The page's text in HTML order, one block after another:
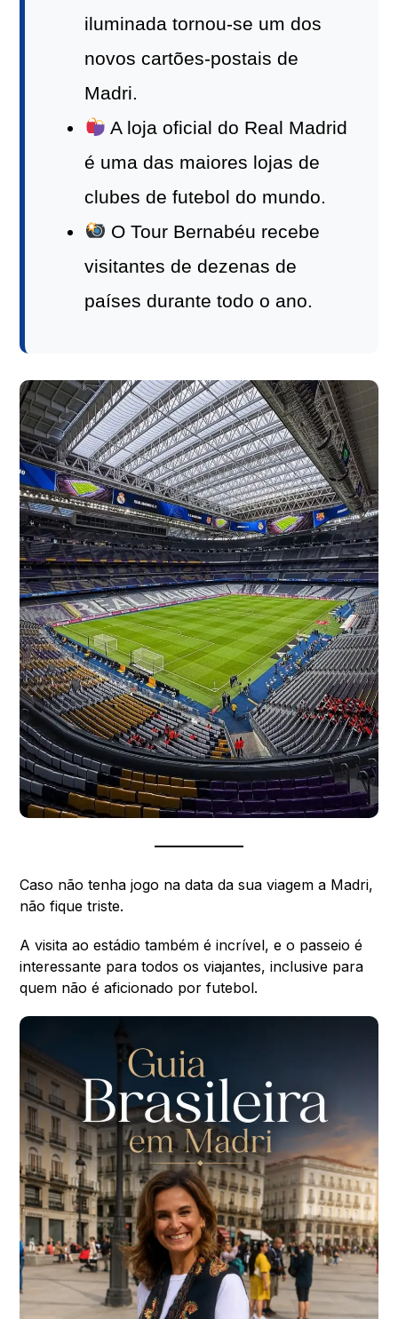
iluminada tornou-se um dos
novos cartões-postais de
Madri.
A loja oficial do Real Madrid
é uma das maiores lojas de
clubes de futebol do mundo.
O Tour Bernabéu recebe
visitantes de dezenas de
países durante todo o ano.
Caso não tenha jogo na data da sua viagem a Madri,
não fique triste.
A visita ao estádio também é incrível, e o passeio é
interessante para todos os viajantes, inclusive para
quem não é aficionado por futebol.